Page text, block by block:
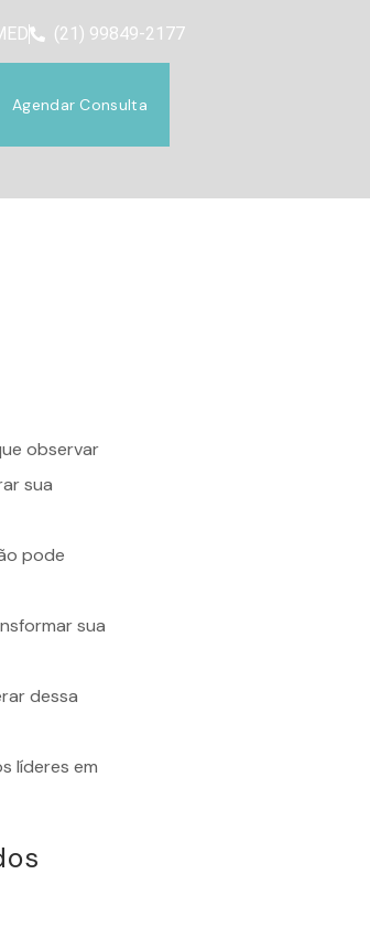
BELEZA.(21) 99849-2177
Agendar Consulta
observar
sua
pode
sua
dessa
líderes em